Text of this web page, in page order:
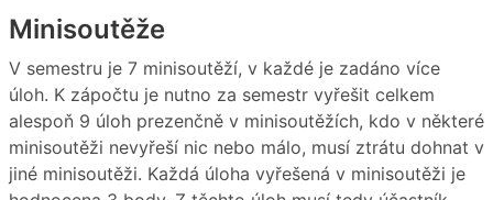
Minisoutěže
V semestru je 7 minisoutěží, v každé je zadáno více
úloh. K zápočtu je nutno za semestr vyřešit celkem
alespoň 9 úloh prezenčně v minisoutěžích, kdo v některé
minisoutěži nevyřeší nic nebo málo, musí ztrátu dohnat v
jiné minisoutěži. Každá úloha vyřešená v minisoutěži je